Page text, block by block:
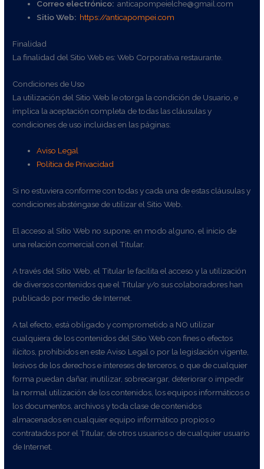
Correo electrónico: anticapompeielche@gmail.com
Sitio Web: https://anticapompei.com
Finalidad
La finalidad del Sitio Web es: Web Corporativa restaurante.
Condiciones de Uso
La utilización del Sitio Web le otorga la condición de Usuario, e
implica la aceptación completa de todas las cláusulas y
condiciones de uso incluidas en las páginas:
Aviso Legal
Política de Privacidad
Si no estuviera conforme con todas y cada una de estas cláusulas y
condiciones absténgase de utilizar el Sitio Web.
El acceso al Sitio Web no supone, en modo alguno, el inicio de
una relación comercial con el Titular.
A través del Sitio Web, el Titular le facilita el acceso y la utilización
de diversos contenidos que el Titular y/o sus colaboradores han
publicado por medio de Internet.
A tal efecto, está obligado y comprometido a NO utilizar
cualquiera de los contenidos del Sitio Web con fines o efectos
ilícitos, prohibidos en este Aviso Legal o por la legislación vigente,
lesivos de los derechos e intereses de terceros, o que de cualquier
forma puedan dañar, inutilizar, sobrecargar, deteriorar o impedir
la normal utilización de los contenidos, los equipos informáticos o
los documentos, archivos y toda clase de contenidos
almacenados en cualquier equipo informático propios o
contratados por el Titular, de otros usuarios o de cualquier usuario
de Internet.